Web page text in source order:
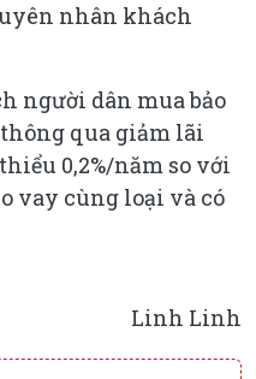
nhân khách
người dân mua bảo
qua giảm lãi
0,2%/năm so với
vay cùng loại và có
Linh Linh